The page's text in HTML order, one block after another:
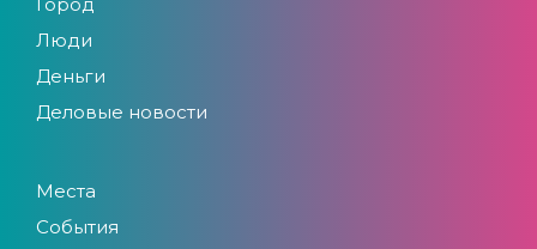
Люди
Деньги
Деловые новости
Места
События